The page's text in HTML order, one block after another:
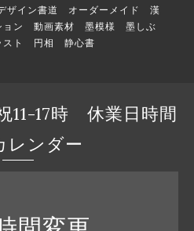
イン書道 オーダーメイド 漢
ョン 動画素材 墨模様 墨しぶ
スト 円相 静心書
11-17時 休業日時間
レンダー